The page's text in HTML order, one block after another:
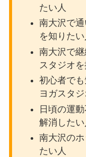
たい人
南大沢で
を知りたい
南大沢で
スタジオ
初心者で
ヨガスタ
日頃の運
解消したい
南大沢の
たい人